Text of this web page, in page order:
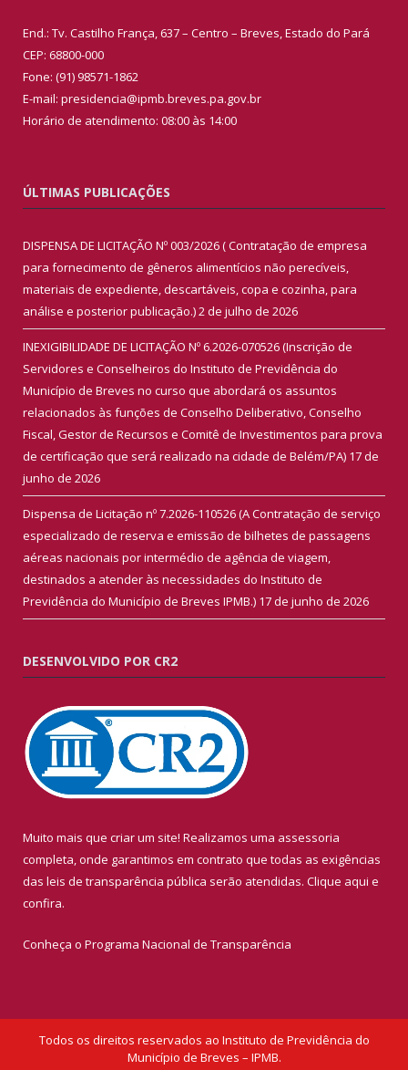
End.: Tv. Castilho França, 637 – Centro – Breves, Estado do Pará
CEP: 68800-000
Fone: (91) 98571-1862
E-mail: presidencia@ipmb.breves.pa.gov.br
Horário de atendimento: 08:00 às 14:00
ÚLTIMAS PUBLICAÇÕES
DISPENSA DE LICITAÇÃO Nº 003/2026 ( Contratação de empresa
para fornecimento de gêneros alimentícios não perecíveis,
materiais de expediente, descartáveis, copa e cozinha, para
análise e posterior publicação.)2 de julho de 2026
INEXIGIBILIDADE DE LICITAÇÃO Nº 6.2026-070526 (Inscrição de
Servidores e Conselheiros do Instituto de Previdência do
Município de Breves no curso que abordará os assuntos
relacionados às funções de Conselho Deliberativo, Conselho
Fiscal, Gestor de Recursos e Comitê de Investimentos para prova
de certificação que será realizado na cidade de Belém/PA) 17 de
junho de 2026
Dispensa de Licitação nº 7.2026-110526 (A Contratação de serviço
especializado de reserva e emissão de bilhetes de passagens
aéreas nacionais por intermédio de agência de viagem,
destinados a atender às necessidades do Instituto de
Previdência do Município de Breves IPMB.) 17 de junho de 2026
DESENVOLVIDO POR CR2
Muito mais que criar um site! Realizamos uma assessoria
completa, onde garantimos em contrato que todas as exigências
das leis de transparência pública serão atendidas. Clique aqui e
confira.
Conheça o Programa Nacional de Transparência
Todos os direitos reservados ao Instituto de Previdência do
Município de Breves – IPMB.